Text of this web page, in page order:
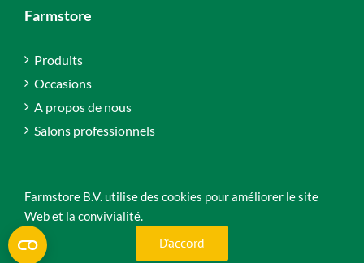
Farmstore
Produits
Occasions
A propos de nous
Salons professionnels
Copyright 2025 Farmstore B.V. | Tous droits réservés
Farmstore B.V. utilise des cookies pour améliorer le site
Web et la convivialité.
D'accord